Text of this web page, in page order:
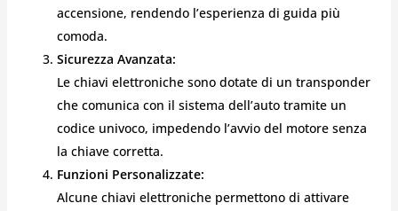
accensione, rendendo l’esperienza di guida più
comoda.
Sicurezza Avanzata:
Le chiavi elettroniche sono dotate di un transponder
che comunica con il sistema dell’auto tramite un
codice univoco, impedendo l’avvio del motore senza
la chiave corretta.
Funzioni Personalizzate:
Alcune chiavi elettroniche permettono di attivare